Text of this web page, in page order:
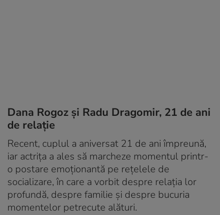
Dana Rogoz și Radu Dragomir, 21 de ani
de relație
Recent, cuplul a aniversat 21 de ani împreună,
iar actrița a ales să marcheze momentul printr-
o postare emoționantă pe rețelele de
socializare, în care a vorbit despre relația lor
profundă, despre familie și despre bucuria
momentelor petrecute alături.